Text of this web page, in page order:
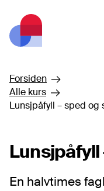
Hopp til
Forsiden
Alle kurs
Lunsjpåfyll – sped og
Lunsjpåfyll
En halvtimes